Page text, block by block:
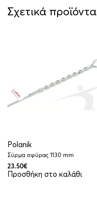
Σχετικά προϊόντα
Polanik
Σύρμα σφύρας 1130 mm
23.50€
Προσθήκη στο καλάθι